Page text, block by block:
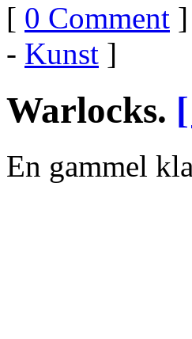
[ 0 Comment
- Kunst ]
Warlocks.
En gammel